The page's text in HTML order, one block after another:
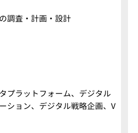
調査・計画・設計
プラットフォーム、デジタル
ション、デジタル戦略企画、V